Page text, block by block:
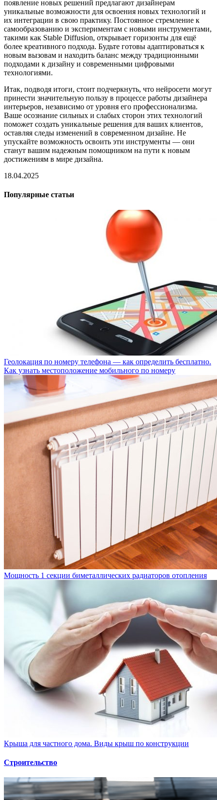
появление новых решений предлагают дизайнерам
уникальные возможности для освоения новых технологий и
их интеграции в свою практику. Постоянное стремление к
самообразованию и экспериментам с новыми инструментами,
такими как Stable Diffusion, открывает горизонты для ещё
более креативного подхода. Будьте готовы адаптироваться к
новым вызовам и находить баланс между традиционными
подходами к дизайну и современными цифровыми
технологиями.
Итак, подводя итоги, стоит подчеркнуть, что нейросети могут
принести значительную пользу в процессе работы дизайнера
интерьеров, независимо от уровня его профессионализма.
Ваше осознание сильных и слабых сторон этих технологий
поможет создать уникальные решения для ваших клиентов,
оставляя следы изменений в современном дизайне. Не
упускайте возможность освоить эти инструменты — они
станут вашим надежным помощником на пути к новым
достижениям в мире дизайна.
18.04.2025
Популярные статьи
Геолокация по номеру телефона — как определить бесплатно.
Как узнать местоположение мобильного по номеру
Мощность 1 секции биметаллических радиаторов отопления
Крыша для частного дома. Виды крыш по конструкции
Строительство